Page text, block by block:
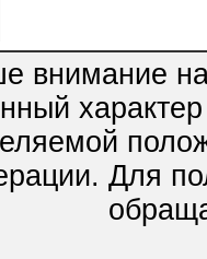
на
Для